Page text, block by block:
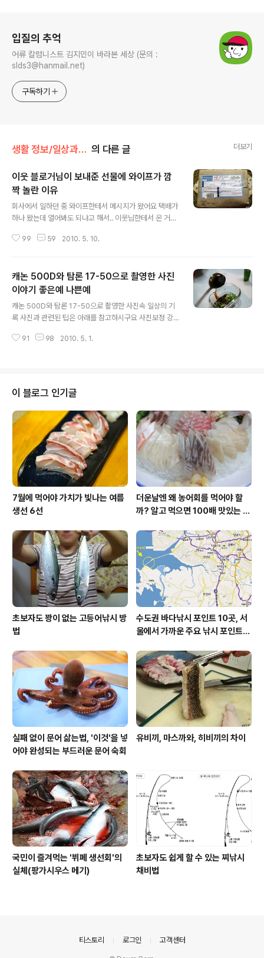
입질의 추억
어류 칼럼니스트 김지민이 바라본 세상 (문의 :
slds3@hanmail.net)
구독하기
생활 정보/일상과 생각, 사진 의 다른 글 더보기
이웃 블로거님이 보내준 선물에 와이프가 깜
짝 놀란 이유
회사에서 일하던 중 와이프한테서 메시지가 왔어요 택배가
하나 왔는데 열어봐도 되냐고 해서.. 이웃님한테서 온 거니
도 포스팅하게 될지도 모르니깐 ㅎㅎㅎ (투철한 포스팅 정
하는 편인데요 알게된지 오래되진 않았지만 최근들어 이
분의 블로그를 자주 가다보니 운좋게도 선착순 이벤트에 1
등으로 댓글을 남기게 되었답니다 ^^ 음훼훼훼~ 제가 이런
건 또 빠릿빠릿한지라 ㅋㅋ 무튼..그렇게해서 받게된 이웃
님의 선물을 와이프가 열어보고 사진을 찍었다고 합니다.
이웃님이 보내주신 선물에 울 와이프 완전 감동먹었다지
99 59 2010. 5. 10.
캐논 500D와 탐론 17-50으로 촬영한 사진
이야기 좋은예 나쁜예
캐논 500D와 탐론 17-50으로 촬영한 사진속 일상의 기
록 사진과 관련된 팁은 아래를 참고하시구요 사진보정 강
우" 사진보정 강좌 "노이즈 제거 쉽고 빠르게 하는 노하우"
보정하는 방법" 오늘은 사진 속 일상 이야기중에 "좋은예
나쁜예"를 만들어 봤습니다. 1. 공원 풍경 공원풍경의 생
기발랄한 예 공원풍경의 부담스러운 예 2. 캥거루의 행동
행동의 적절한 예 행동의 민망스러운 예 3. 자연 자연을 대
하는 진지한 예 진지함을 그새 잊은 예 4. 손에 쥐어준 손에
쥐어주..
91 98 2010. 5. 1.
이 블로그 인기글
7월에 먹어야 가치가 빛나는 여름
생선 6선
더운날엔 왜 농어회를 먹어야 할
까? 알고 먹으면 100배 맛있는 농
초보자도 꽝이 없는 고등어낚시 방
법
수도권 바다낚시 포인트 10곳, 서
울에서 가까운 주요 낚시 포인트
실패 없이 문어 삶는법, '이것'을 넣
어야 완성되는 부드러운 문어 숙회
유비끼, 마스까와, 히비끼의 차이
국민이 즐겨먹는 '뷔페 생선회'의
실체(팡가시우스 메기)
초보자도 쉽게 할 수 있는 찌낚시
채비법
티스토리 로그인 고객센터